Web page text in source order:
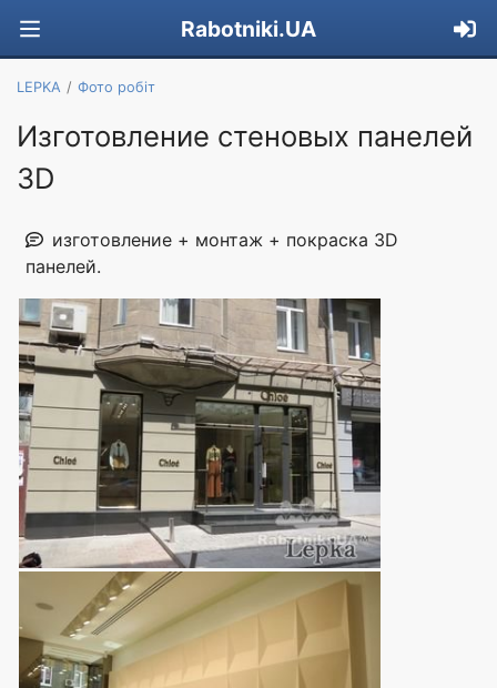
Rabotniki.UA
LEPKA Фото робіт
Изготовление стеновых панелей
3D
изготовление + монтаж + покраска 3D
панелей.